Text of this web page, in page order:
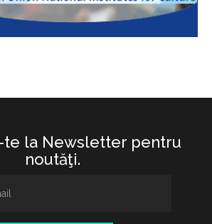
te la Newsletter pentru
noutăţi.